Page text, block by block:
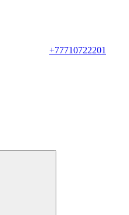
+77710722201